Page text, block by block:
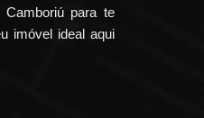
Camboriú para te
imóvel ideal aqui